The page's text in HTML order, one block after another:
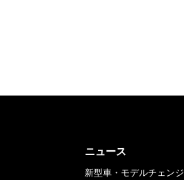
ニュース
新型車・モデルチェンジ